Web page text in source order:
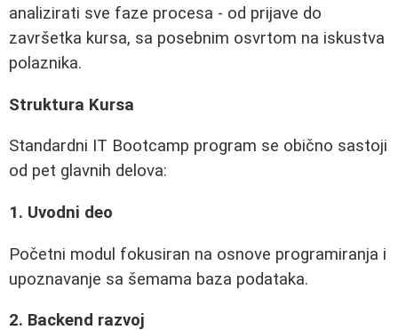
analizirati sve faze procesa - od prijave do
završetka kursa, sa posebnim osvrtom na iskustva
polaznika.
Struktura Kursa
Standardni IT Bootcamp program se obično sastoji
od pet glavnih delova:
1. Uvodni deo
Početni modul fokusiran na osnove programiranja i
upoznavanje sa šemama baza podataka.
2. Backend razvoj